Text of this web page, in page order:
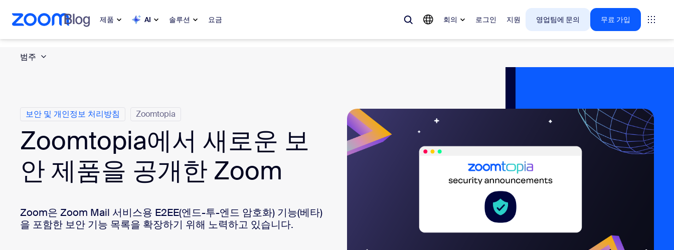
용으로 건너뛰기
팅으로 건너뛰기 제품 AI 솔루션 요금 회의 로그인 지원 영업팀에 문의 무료 가입
인기
Zoom 비즈니스 서비스
Zoom CX
Zoom AI
앱 및 통합
Meetings
ZoomMate Rooms
Phone
Contact Center
가상 회의 또는 대면 회의에서 회의 내용
을 자동으로 캡처하고, 요약하며, 조치
범주
보안 및 개인정보 처리방침 Zoomtopia
Zoomtopia에서 새로운 보
안 제품을 공개한 Zoom
Zoom은 Zoom Mail 서비스용 E2EE(엔드-투-엔드 암호화) 기능(베타)
을 포함한 보안 기능 목록을 확장하기 위해 노력하고 있습니다.